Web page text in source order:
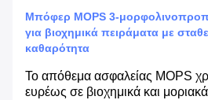
Μπόφερ MOPS 3-
για βιοχημικά πειράματα με
καθαρότητα
Το απόθεμα ασφαλείας MOPS
ευρέως σε βιοχημικά και